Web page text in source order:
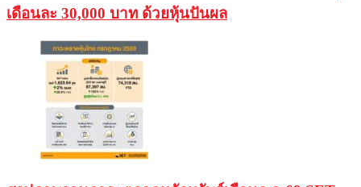
เดือนละ 30,000 บาท ด้วยหุ้นปันผล